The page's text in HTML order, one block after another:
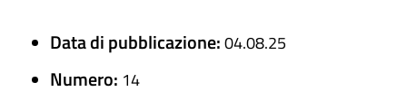
Data di pubblicazione:04.08.25
Numero: 14